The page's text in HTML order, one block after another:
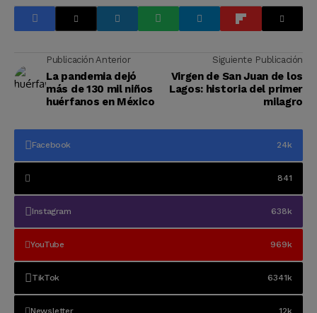
Publicación Anterior
La pandemia dejó
más de 130 mil niños
huérfanos en México
Siguiente Publicación
Virgen de San Juan de los
Lagos: historia del primer
milagro
Facebook 24k
841
Instagram 638k
YouTube 969k
TikTok 6341k